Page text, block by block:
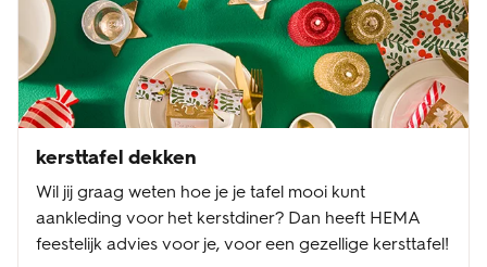
kersttafel dekken
Wil jij graag weten hoe je je tafel mooi kunt
aankleding voor het kerstdiner? Dan heeft HEMA
feestelijk advies voor je, voor een gezellige kersttafel!